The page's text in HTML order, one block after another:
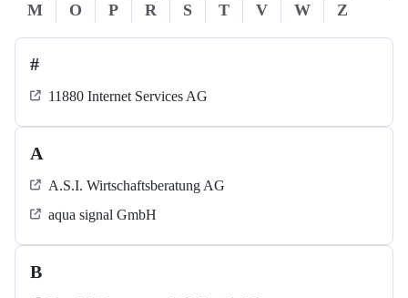
M
O P R S T V W Z
#
11880 Internet Services AG
A
A.S.I. Wirtschaftsberatung AG
aqua signal GmbH
B